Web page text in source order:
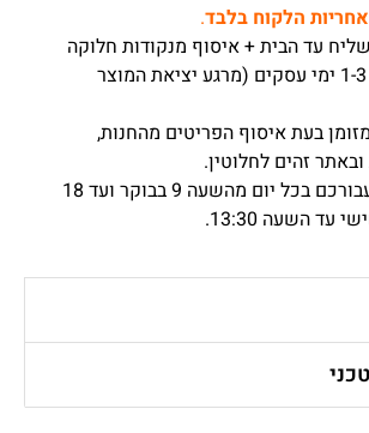
הלקוח בלבד.
עד הבית + איסוף מנקודות חלוקה
לוקח בדרך כלל 1-3 ימי עסקים (מרגע יציאת המוצר
בעת איסוף הפריטים מהחנות,
זהים לחלוטין.
אנו זמינים עבורכם בכל יום מהשעה 9 בבוקר ועד 18
עד השעה 13:30.